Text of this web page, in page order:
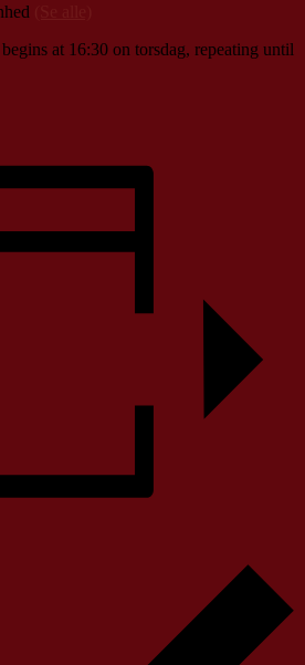
at 16:30 on torsdag, repeating until